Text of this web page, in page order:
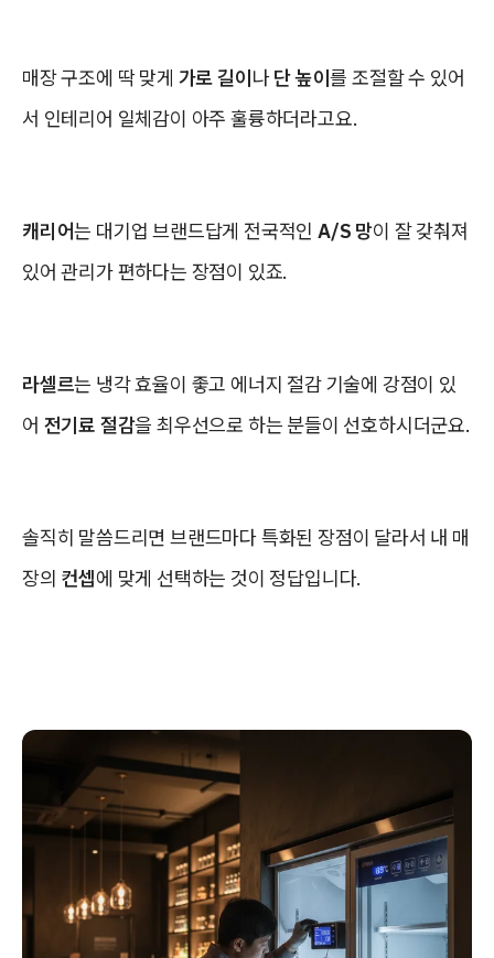
매장 구조에 딱 맞게 가로 길이나단 높이를 조절할 수 있어
서 인테리어 일체감이 아주 훌륭하더라고요.
캐리어는 대기업 브랜드답게 전국적인A/S 망이 잘 갖춰져
있어 관리가 편하다는 장점이 있죠.
라셀르는 냉각 효율이 좋고 에너지 절감 기술에 강점이 있
어 전기료 절감을 최우선으로 하는 분들이 선호하시더군요.
솔직히 말씀드리면 브랜드마다 특화된 장점이 달라서 내 매
장의 컨셉에 맞게 선택하는 것이 정답입니다.